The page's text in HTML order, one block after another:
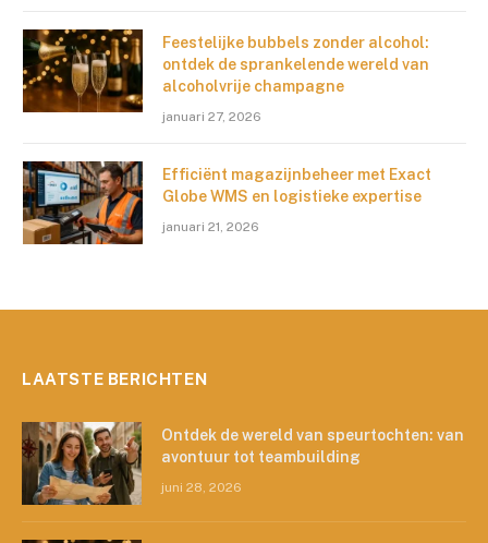
Feestelijke bubbels zonder alcohol:
ontdek de sprankelende wereld van
alcoholvrije champagne
januari 27, 2026
Efficiënt magazijnbeheer met Exact
Globe WMS en logistieke expertise
januari 21, 2026
LAATSTE BERICHTEN
Ontdek de wereld van speurtochten: van
avontuur tot teambuilding
juni 28, 2026